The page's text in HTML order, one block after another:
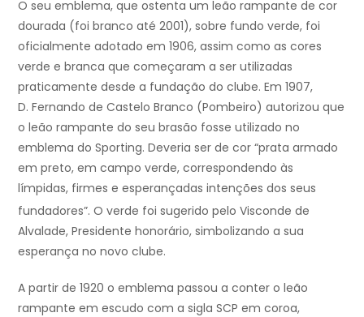
O seu emblema, que ostenta um leão rampante de cor
dourada (foi branco até 2001), sobre fundo verde, foi
oficialmente adotado em 1906, assim como as cores
verde e branca que começaram a ser utilizadas
praticamente desde a fundação do clube. Em 1907,
D. Fernando de Castelo Branco (Pombeiro) autorizou que
o leão rampante do seu brasão fosse utilizado no
emblema do Sporting. Deveria ser de cor “prata armado
em preto, em campo verde, correspondendo às
límpidas, firmes e esperançadas intenções dos seus
fundadores”. O verde foi sugerido pelo Visconde de
Alvalade, Presidente honorário, simbolizando a sua
esperança no novo clube.
A partir de 1920 o emblema passou a conter o leão
rampante em escudo com a sigla SCP em coroa,